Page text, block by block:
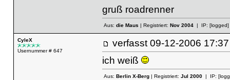
gruß roadrenner
Aus: die Maus | Registriert: Nov 2004| IP: [logged]
CyleX
Usernummer # 647
verfasst 09-12-2006
ich weiß
Aus: Berlin X-Berg| Registriert: Jul 2000| IP: